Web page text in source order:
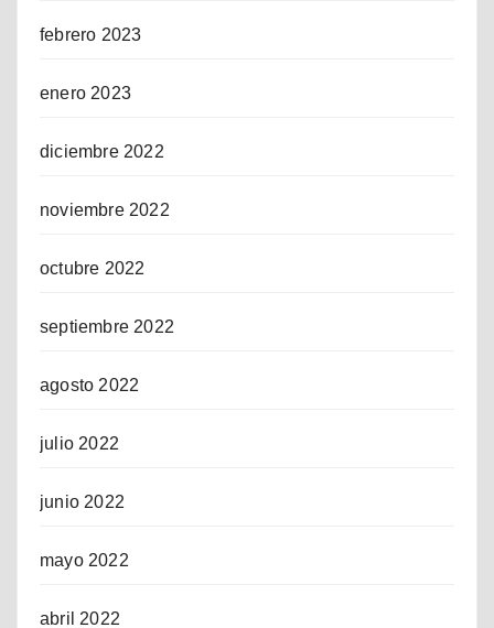
febrero 2023
enero 2023
diciembre 2022
noviembre 2022
octubre 2022
septiembre 2022
agosto 2022
julio 2022
junio 2022
mayo 2022
abril 2022